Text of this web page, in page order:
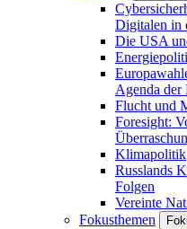
Digitalen in
Die USA
Agenda der
Flucht und
Foresight:
Klimapolitik
Russlands
Folgen
Vereinte
Fokusthemen